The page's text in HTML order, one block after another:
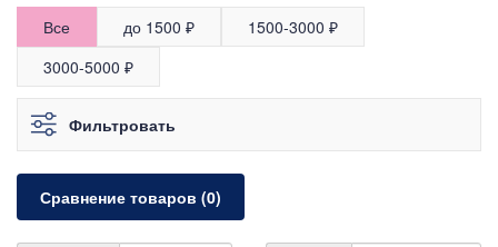
Все до 1500 ₽
1500-3000 ₽
3000-5000 ₽
Фильтровать
Сравнение товаров (0)